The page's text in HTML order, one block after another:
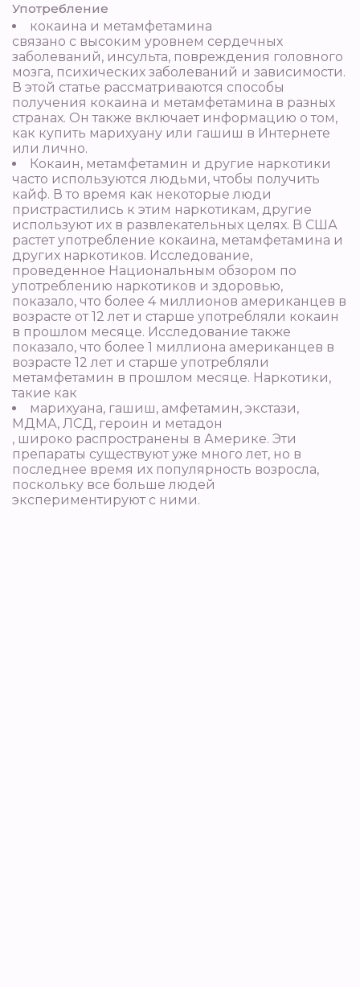
Употребление
кокаина и метамфетамина
связано с высоким уровнем сердечных
заболеваний, инсульта, повреждения головного
мозга, психических заболеваний и зависимости.
В этой статье рассматриваются способы
получения кокаина и метамфетамина в разных
странах. Он также включает информацию о том,
как купить марихуану или гашиш в Интернете
или лично.
Кокаин, метамфетамин и другие наркотики
часто используются людьми, чтобы получить
кайф. В то время как некоторые люди
пристрастились к этим наркотикам, другие
используют их в развлекательных целях. В США
растет употребление кокаина, метамфетамина и
других наркотиков. Исследование,
проведенное Национальным обзором по
употреблению наркотиков и здоровью,
показало, что более 4 миллионов американцев в
возрасте от 12 лет и старше употребляли кокаин
в прошлом месяце. Исследование также
показало, что более 1 миллиона американцев в
возрасте 12 лет и старше употребляли
метамфетамин в прошлом месяце. Наркотики,
такие как
марихуана, гашиш, амфетамин, экстази,
МДМА, ЛСД, героин и метадон
, широко распространены в Америке. Эти
препараты существуют уже много лет, но в
последнее время их популярность возросла,
поскольку все больше людей
экспериментируют с ними.